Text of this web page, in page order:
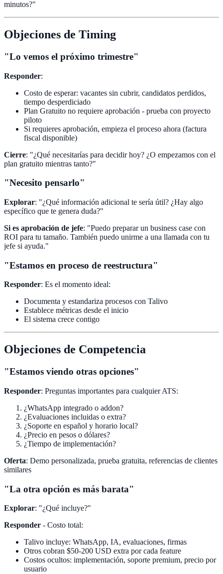
minutos?"
Objeciones de Timing
"Lo vemos el próximo trimestre"
Responder:
Costo de esperar: vacantes sin cubrir, candidatos perdidos,
tiempo desperdiciado
Plan Gratuito no requiere aprobación - prueba con proyecto
piloto
Si requieres aprobación, empieza el proceso ahora (factura
fiscal disponible)
Cierre: "¿Qué necesitarías para decidir hoy? ¿O empezamos con el
plan gratuito mientras tanto?"
"Necesito pensarlo"
Explorar: "¿Qué información adicional te sería útil? ¿Hay algo
específico que te genera duda?"
Si es aprobación de jefe: "Puedo preparar un business case con
ROI para tu tamaño. También puedo unirme a una llamada con tu
jefe si ayuda."
"Estamos en proceso de reestructura"
Responder: Es el momento ideal:
Documenta y estandariza procesos con Talivo
Establece métricas desde el inicio
El sistema crece contigo
Objeciones de Competencia
"Estamos viendo otras opciones"
Responder: Preguntas importantes para cualquier ATS:
¿WhatsApp integrado o addon?
¿Evaluaciones incluidas o extra?
¿Soporte en español y horario local?
¿Precio en pesos o dólares?
¿Tiempo de implementación?
Oferta: Demo personalizada, prueba gratuita, referencias de clientes
similares
"La otra opción es más barata"
Explorar: "¿Qué incluye?"
Responder - Costo total:
Talivo incluye: WhatsApp, IA, evaluaciones, firmas
Otros cobran $50-200 USD extra por cada feature
Costos ocultos: implementación, soporte premium, precio por
usuario